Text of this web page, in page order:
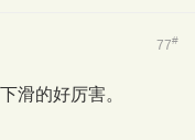
77#
滑的好厉害。